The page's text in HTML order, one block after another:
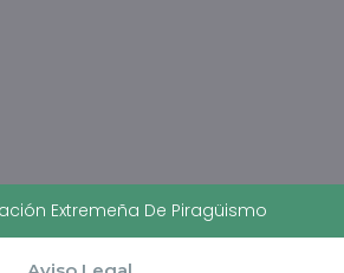
Extremeña De Piragüismo